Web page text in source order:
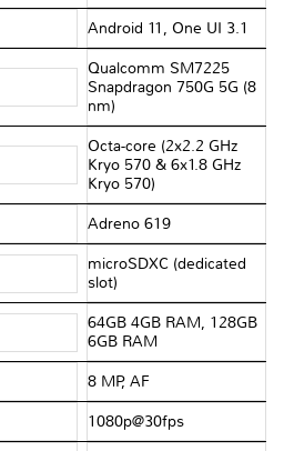
Android 11, One UI 3.1
Qualcomm SM7225
Snapdragon 750G 5G (8
nm)
Octa-core (2x2.2 GHz
Kryo 570 & 6x1.8 GHz
Kryo 570)
Adreno 619
microSDXC (dedicated
slot)
64GB 4GB RAM, 128GB
6GB RAM
8 MP, AF
1080p@30fps